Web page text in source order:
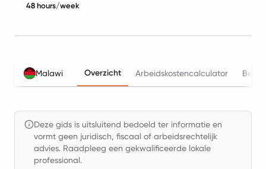
48 hours/week
Malawi Overzicht Arbeidskostencalculator
Deze gids is uitsluitend bedoeld ter informatie en
vormt geen juridisch, fiscaal of arbeidsrechtelijk
advies. Raadpleeg een gekwalificeerde lokale
professional.